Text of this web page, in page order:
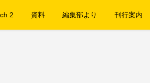
2 資料 編集部より 刊行案内